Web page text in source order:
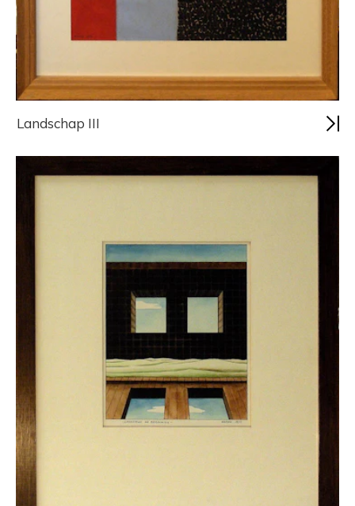
Landschap III